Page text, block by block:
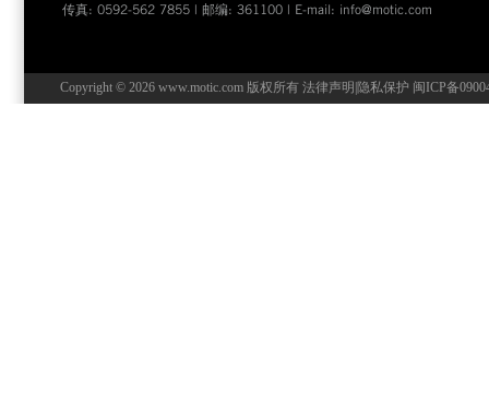
传真: 0592-562 7855 | 邮编: 361100 | E-mail: info@motic.com
Copyright © 2026 www.motic.com 版权所有 法律声明 隐私保护 闽ICP备